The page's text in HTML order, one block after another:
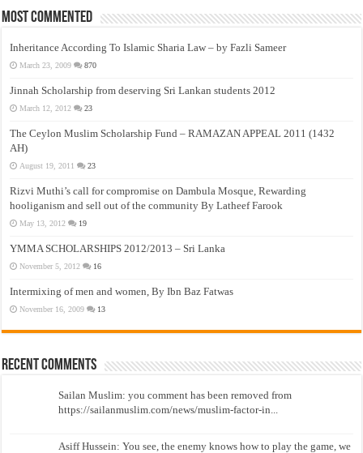
Most Commented
Inheritance According To Islamic Sharia Law – by Fazli Sameer
March 23, 2009 870
Jinnah Scholarship from deserving Sri Lankan students 2012
March 12, 2012 23
The Ceylon Muslim Scholarship Fund – RAMAZAN APPEAL 2011 (1432
AH)
August 19, 2011 23
Rizvi Muthi’s call for compromise on Dambula Mosque, Rewarding
hooliganism and sell out of the community By Latheef Farook
May 13, 2012 19
YMMA SCHOLARSHIPS 2012/2013 – Sri Lanka
November 5, 2012 16
Intermixing of men and women, By Ibn Baz Fatwas
November 16, 2009 13
Recent Comments
Sailan Muslim: you comment has been removed from
https://sailanmuslim.com/news/muslim-factor-in...
Asiff Hussein: You see, the enemy knows how to play the game, we